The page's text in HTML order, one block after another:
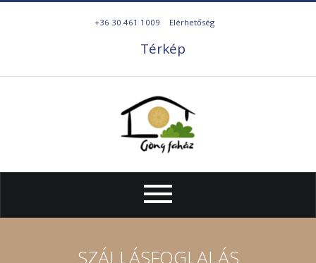
+36 30 461 1009 Elérhetőség
Térkép
SZÁLLÁSFOGLALÁS